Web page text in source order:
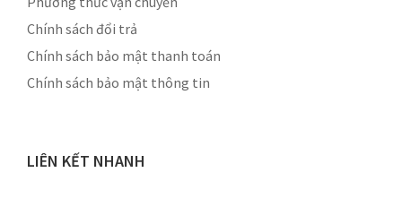
Chính sách đổi trả
Chính sách bảo mật thanh toán
Chính sách bảo mật thông tin
LIÊN KẾT NHANH